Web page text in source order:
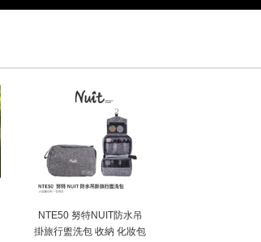
NTE50 努特NUIT防水吊
掛旅行盥洗包 收納 化妝包